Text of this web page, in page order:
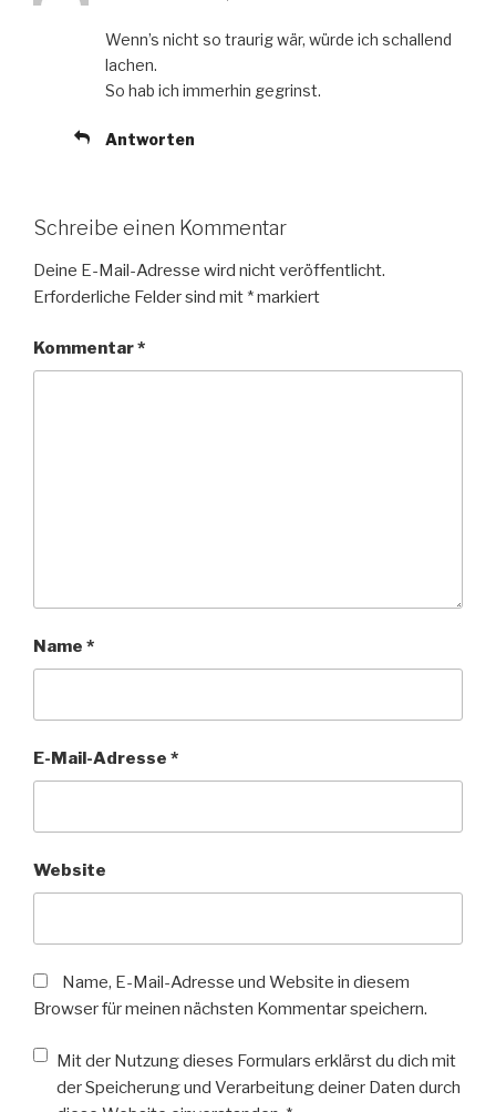
Wenn’s nicht so traurig wär, würde ich schallend
lachen.
So hab ich immerhin gegrinst.
Antworten
Schreibe einen Kommentar
Deine E-Mail-Adresse wird nicht veröffentlicht.
Erforderliche Felder sind mit *markiert
Kommentar*
Name *
E-Mail-Adresse *
Website
Name, E-Mail-Adresse und Website in diesem
Browser für meinen nächsten Kommentar speichern.
Mit der Nutzung dieses Formulars erklärst du dich mit
der Speicherung und Verarbeitung deiner Daten durch